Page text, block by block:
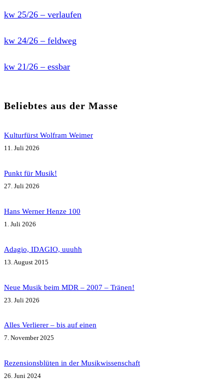
kw 25/26 – verlaufen
kw 24/26 – feldweg
kw 21/26 – essbar
Beliebtes aus der Masse
Kulturfürst Wolfram Weimer
11. Juli 2026
Punkt für Musik!
27. Juli 2026
Hans Werner Henze 100
1. Juli 2026
Adagio, IDAGIO, uuuhh
13. August 2015
Neue Musik beim MDR – 2007 – Tränen!
23. Juli 2026
Alles Verlierer – bis auf einen
7. November 2025
Rezensionsblüten in der Musikwissenschaft
26. Juni 2024